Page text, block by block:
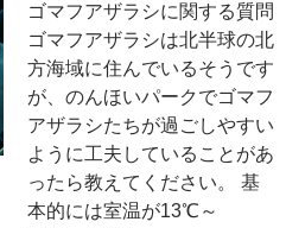
ゴマフアザラシに関する質問
ゴマフアザラシは北半球の北
方海域に住んでいるそうです
が、のんほいパークでゴマフ
アザラシたちが過ごしやすい
ように工夫していることがあ
ったら教えてください。 基
本的には室温が13℃～